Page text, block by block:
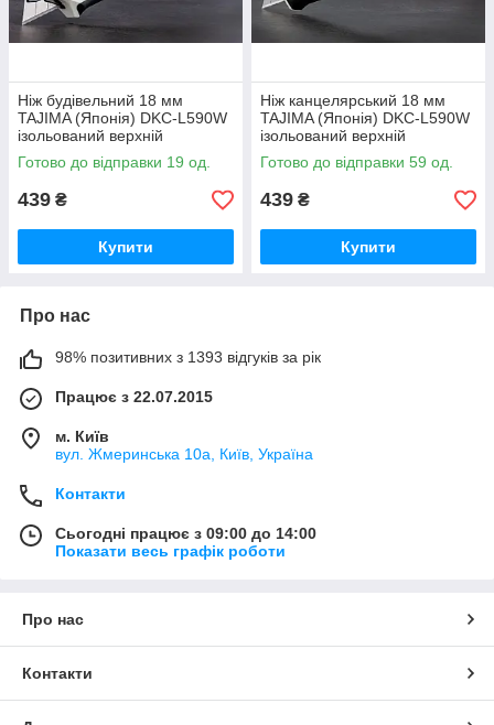
Ніж будівельний 18 мм
TAJIMA (Японія) DKC-L590W
ізольований верхній
автоматичний фіксатор
Готово до відправки 19 од.
439 ₴
Купити
Ніж канцелярський 18 мм
TAJIMA (Японія) DKC-L590W
ізольований верхній
автоматичний фіксатор
Готово до відправки 59 од.
439 ₴
Купити
Про нас
98% позитивних з 1393 відгуків за рік
Працює з 22.07.2015
м. Київ
вул. Жмеринська 10а, Київ, Україна
Контакти
Сьогодні працює з 09:00 до 14:00
Показати весь графік роботи
Про нас
Контакти